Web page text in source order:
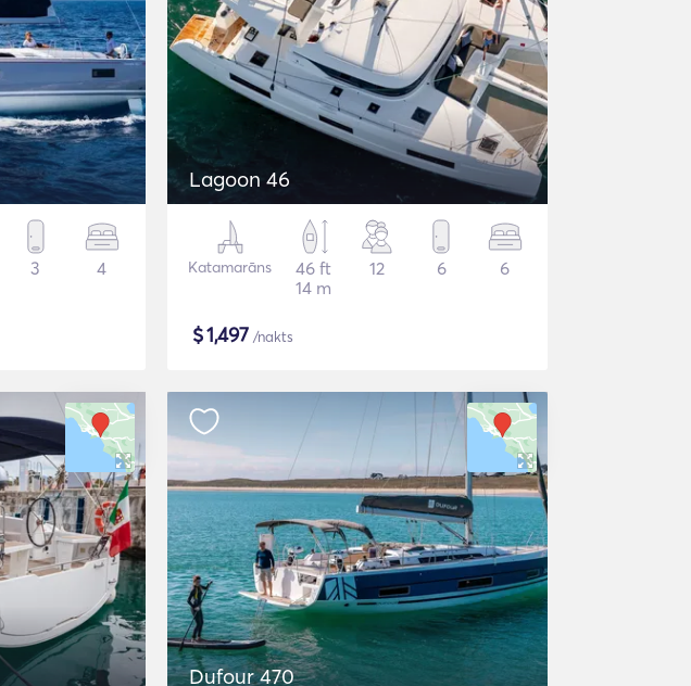
3 4
Lagoon 46
Katamarāns
46 ft
14 m
12 6 6
$1,497 /nakts
Dufour 470